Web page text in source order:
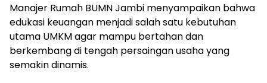
Manajer Rumah BUMN Jambi menyampaikan bahwa
edukasi keuangan menjadi salah satu kebutuhan
utama UMKM agar mampu bertahan dan
berkembang di tengah persaingan usaha yang
semakin dinamis.